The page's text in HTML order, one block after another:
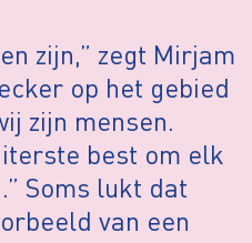
zijn,” zegt Mirjam
op het gebied
zijn mensen.
best om elk
Soms lukt dat
van een